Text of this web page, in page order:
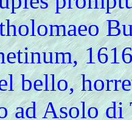
bello,
ad Asolo